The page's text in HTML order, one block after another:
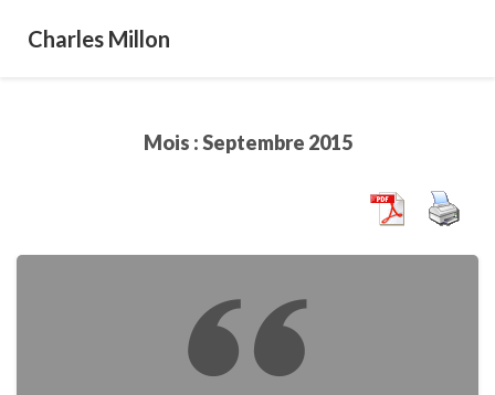
Charles Millon
Mois :Septembre 2015